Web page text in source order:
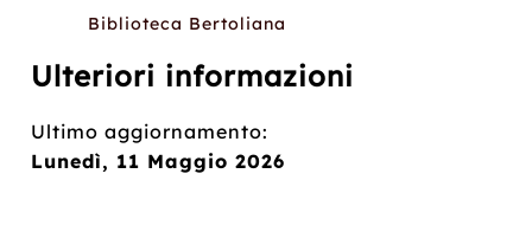
Biblioteca Bertoliana
Ulteriori informazioni
Ultimo aggiornamento:
Lunedì, 11 Maggio 2026